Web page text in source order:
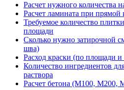
Расчет нужного количества
Расчет ламината при прямой
Требуемое количество
площади
Сколько нужно затирочной
шва)
Расход краски (по площади и
Количество ингредиентов
раствора
Расчет бетона (М100, М200,